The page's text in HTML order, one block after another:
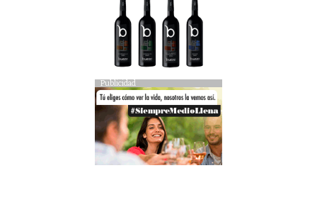
Publicidad